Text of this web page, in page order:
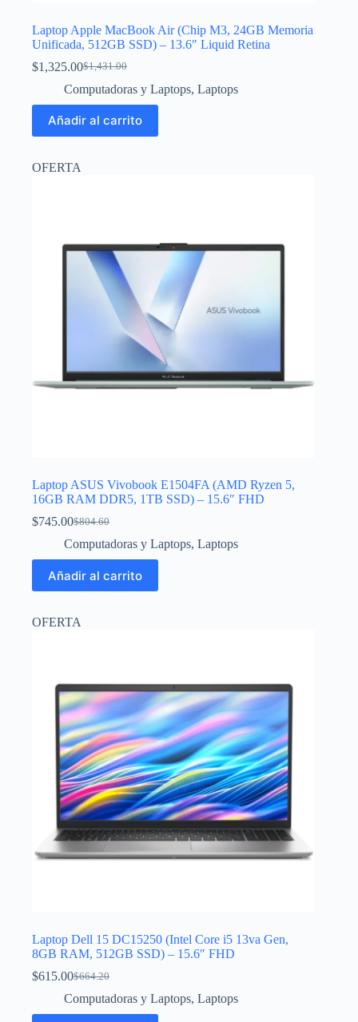
Laptop Apple MacBook Air (Chip M3, 24GB Memoria
Unificada, 512GB SSD) – 13.6″ Liquid Retina
$1,431.00
El
precio
era:
$1,431.00.
$1,325.00El
precio
es:
$1,325.00.
Computadoras y Laptops, Laptops
Añadir al carrito
OFERTA
Laptop ASUS Vivobook E1504FA (AMD Ryzen 5,
16GB RAM DDR5, 1TB SSD) – 15.6″ FHD
$804.60
El
precio
original
era:
$804.60.
$745.00El
precio
actual
es:
$745.00.
Computadoras y Laptops, Laptops
Añadir al carrito
OFERTA
Laptop Dell 15 DC15250 (Intel Core i5 13va Gen,
8GB RAM, 512GB SSD) – 15.6″ FHD
$664.20
El
precio
original
$615.00El
precio
actual
Computadoras y Laptops, Laptops